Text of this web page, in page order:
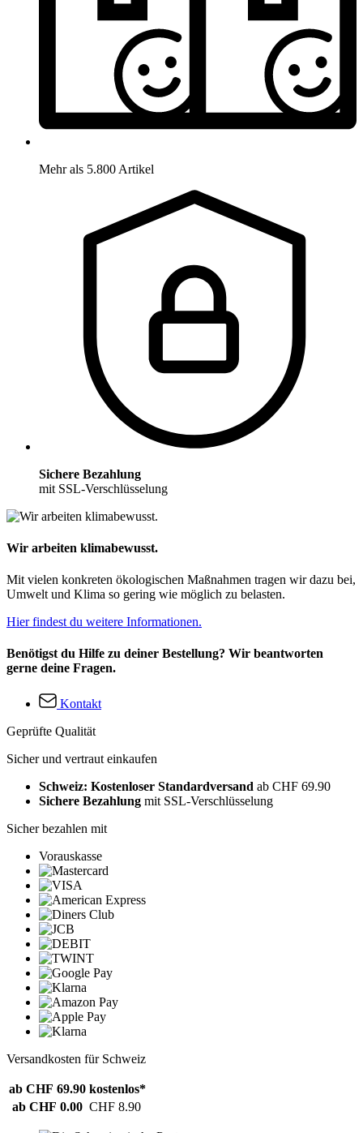
Mehr als 5.800 Artikel
Sichere Bezahlung
mit SSL-Verschlüsselung
Wir arbeiten klimabewusst.
Mit vielen konkreten ökologischen Maßnahmen tragen wir dazu bei,
Umwelt und Klima so gering wie möglich zu belasten.
Hier findest du weitere Informationen.
Benötigst du Hilfe zu deiner Bestellung? Wir beantworten
gerne deine Fragen.
Kontakt
Geprüfte Qualität
Sicher und vertraut einkaufen
Schweiz: Kostenloser Standardversand ab CHF 69.90
Sichere Bezahlung mit SSL-Verschlüsselung
Sicher bezahlen mit
Vorauskasse
Versandkosten für Schweiz
ab CHF 69.90 kostenlos*
ab CHF 0.00 CHF 8.90